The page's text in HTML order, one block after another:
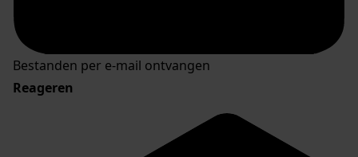
Bestanden per e-mail ontvangen
Reageren